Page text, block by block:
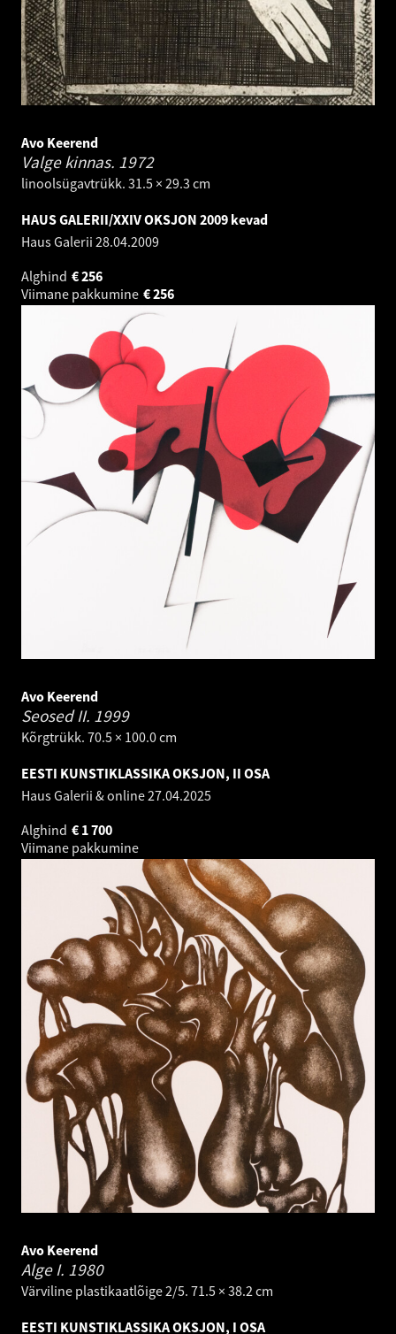
Avo Keerend
Valge kinnas. 1972
linoolsügavtrükk. 31.5 × 29.3 cm
HAUS GALERII/XXIV OKSJON 2009 kevad
Haus Galerii 28.04.2009
Alghind
256
€
Viimane pakkumine
256
€
Avo Keerend
Seosed II. 1999
Kõrgtrükk. 70.5 × 100.0 cm
EESTI KUNSTIKLASSIKA OKSJON, II OSA
Haus Galerii & online27.04.2025
Alghind
1 700
€
Viimane pakkumine
Avo Keerend
Alge I. 1980
Värviline plastikaatlõige 2/5. 71.5 × 38.2 cm
EESTI KUNSTIKLASSIKA OKSJON, I OSA